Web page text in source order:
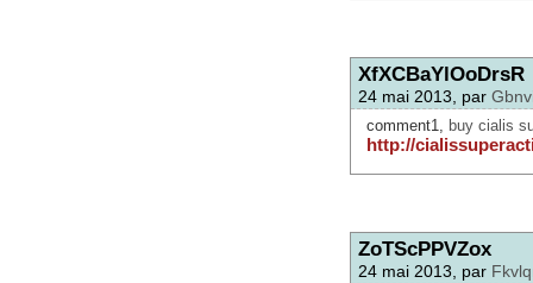
XfXCBaYlOoDrsR
24 mai 2013, par
comment1, buy cialis
http://
ZoTScPPVZox
24 mai 2013, par